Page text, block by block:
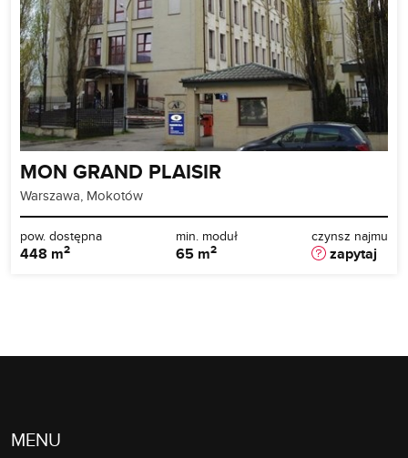
MON GRAND PLAISIR
Warszawa, Mokotów
pow. dostępna
448 m2
min. moduł
65 m2
czynsz najmu
zapytaj
MENU